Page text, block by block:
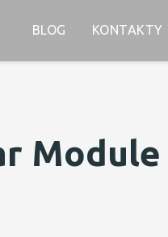
BLOG KONTAKTY
Module